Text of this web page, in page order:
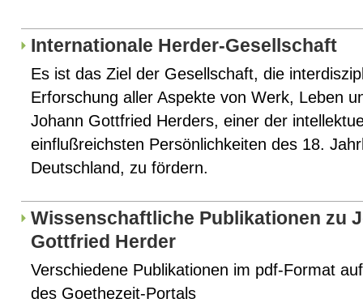
Internationale Herder-Gesellschaft
Es ist das Ziel der Gesellschaft, die
Erforschung aller Aspekte von Werk, Leben
Johann Gottfried Herders, einer der
einflußreichsten Persönlichkeiten des 18.
Deutschland, zu fördern.
Wissenschaftliche Publikationen zu
Gottfried Herder
Verschiedene Publikationen im pdf-Format
des Goethezeit-Portals